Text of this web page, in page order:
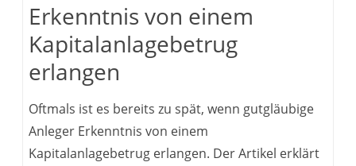
Erkenntnis von einem
Kapitalanlagebetrug
erlangen
Oftmals ist es bereits zu spät, wenn gutgläubige
Anleger Erkenntnis von einem
Kapitalanlagebetrug erlangen. Der Artikel erklärt